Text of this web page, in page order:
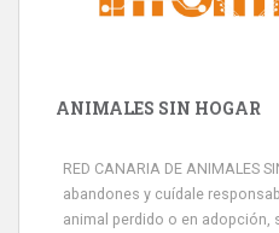
ANIMALES SIN HOGAR
RED CANARIA DE ANIMALES
abandones y cuídale
animal perdido o en adopción,